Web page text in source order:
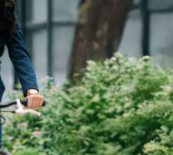
Fachhändler